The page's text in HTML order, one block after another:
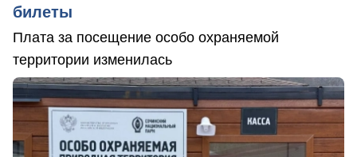
билеты
Плата за посещение особо охраняемой
территории изменилась